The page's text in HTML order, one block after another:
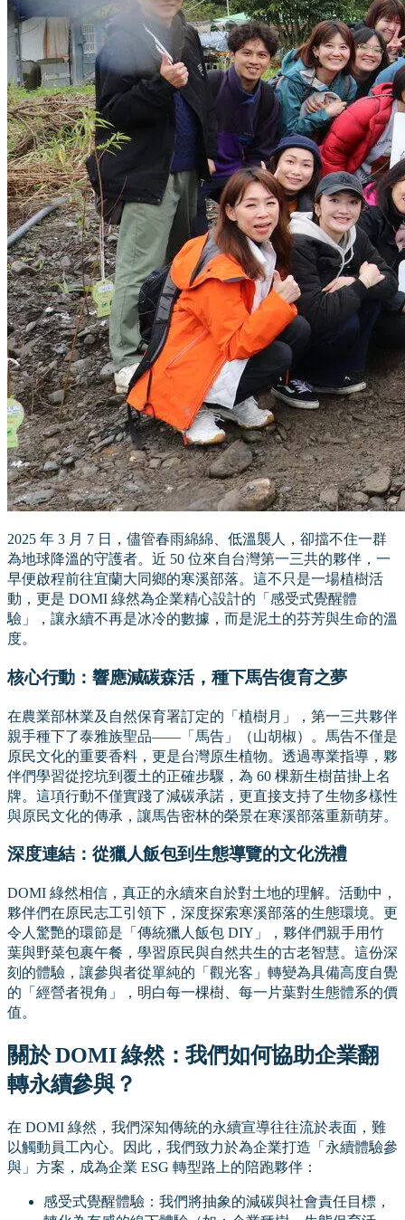
2025 年 3 月 7 日，儘管春雨綿綿、低溫襲人，卻擋不住一群
為地球降溫的守護者。近 50 位來自台灣第一三共的夥伴，一
早便啟程前往宜蘭大同鄉的寒溪部落。這不只是一場植樹活
動，更是 DOMI 綠然為企業精心設計的「感受式覺醒體
驗」，讓永續不再是冰冷的數據，而是泥土的芬芳與生命的溫
度。
核心行動：響應減碳森活，種下馬告復育之夢
在農業部林業及自然保育署訂定的「植樹月」，第一三共夥伴
親手種下了泰雅族聖品——「馬告」（山胡椒）。馬告不僅是
原民文化的重要香料，更是台灣原生植物。透過專業指導，夥
伴們學習從挖坑到覆土的正確步驟，為 60 棵新生樹苗掛上名
牌。這項行動不僅實踐了減碳承諾，更直接支持了生物多樣性
與原民文化的傳承，讓馬告密林的榮景在寒溪部落重新萌芽。
深度連結：從獵人飯包到生態導覽的文化洗禮
DOMI 綠然相信，真正的永續來自於對土地的理解。活動中，
夥伴們在原民志工引領下，深度探索寒溪部落的生態環境。更
令人驚艷的環節是「傳統獵人飯包 DIY」，夥伴們親手用竹
葉與野菜包裹午餐，學習原民與自然共生的古老智慧。這份深
刻的體驗，讓參與者從單純的「觀光客」轉變為具備高度自覺
的「經營者視角」，明白每一棵樹、每一片葉對生態體系的價
值。
關於 DOMI 綠然：我們如何協助企業翻
轉永續參與？
在 DOMI 綠然，我們深知傳統的永續宣導往往流於表面，難
以觸動員工內心。因此，我們致力於為企業打造「永續體驗參
與」方案，成為企業 ESG 轉型路上的陪跑夥伴：
感受式覺醒體驗：我們將抽象的減碳與社會責任目標，